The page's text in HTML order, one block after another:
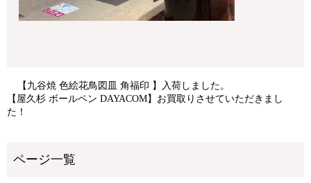
【九谷焼 色絵花鳥図皿 角福印 】入荷しました。
【屋久杉 ボールペン DAYACOM】お買取りさせていただきまし
た！